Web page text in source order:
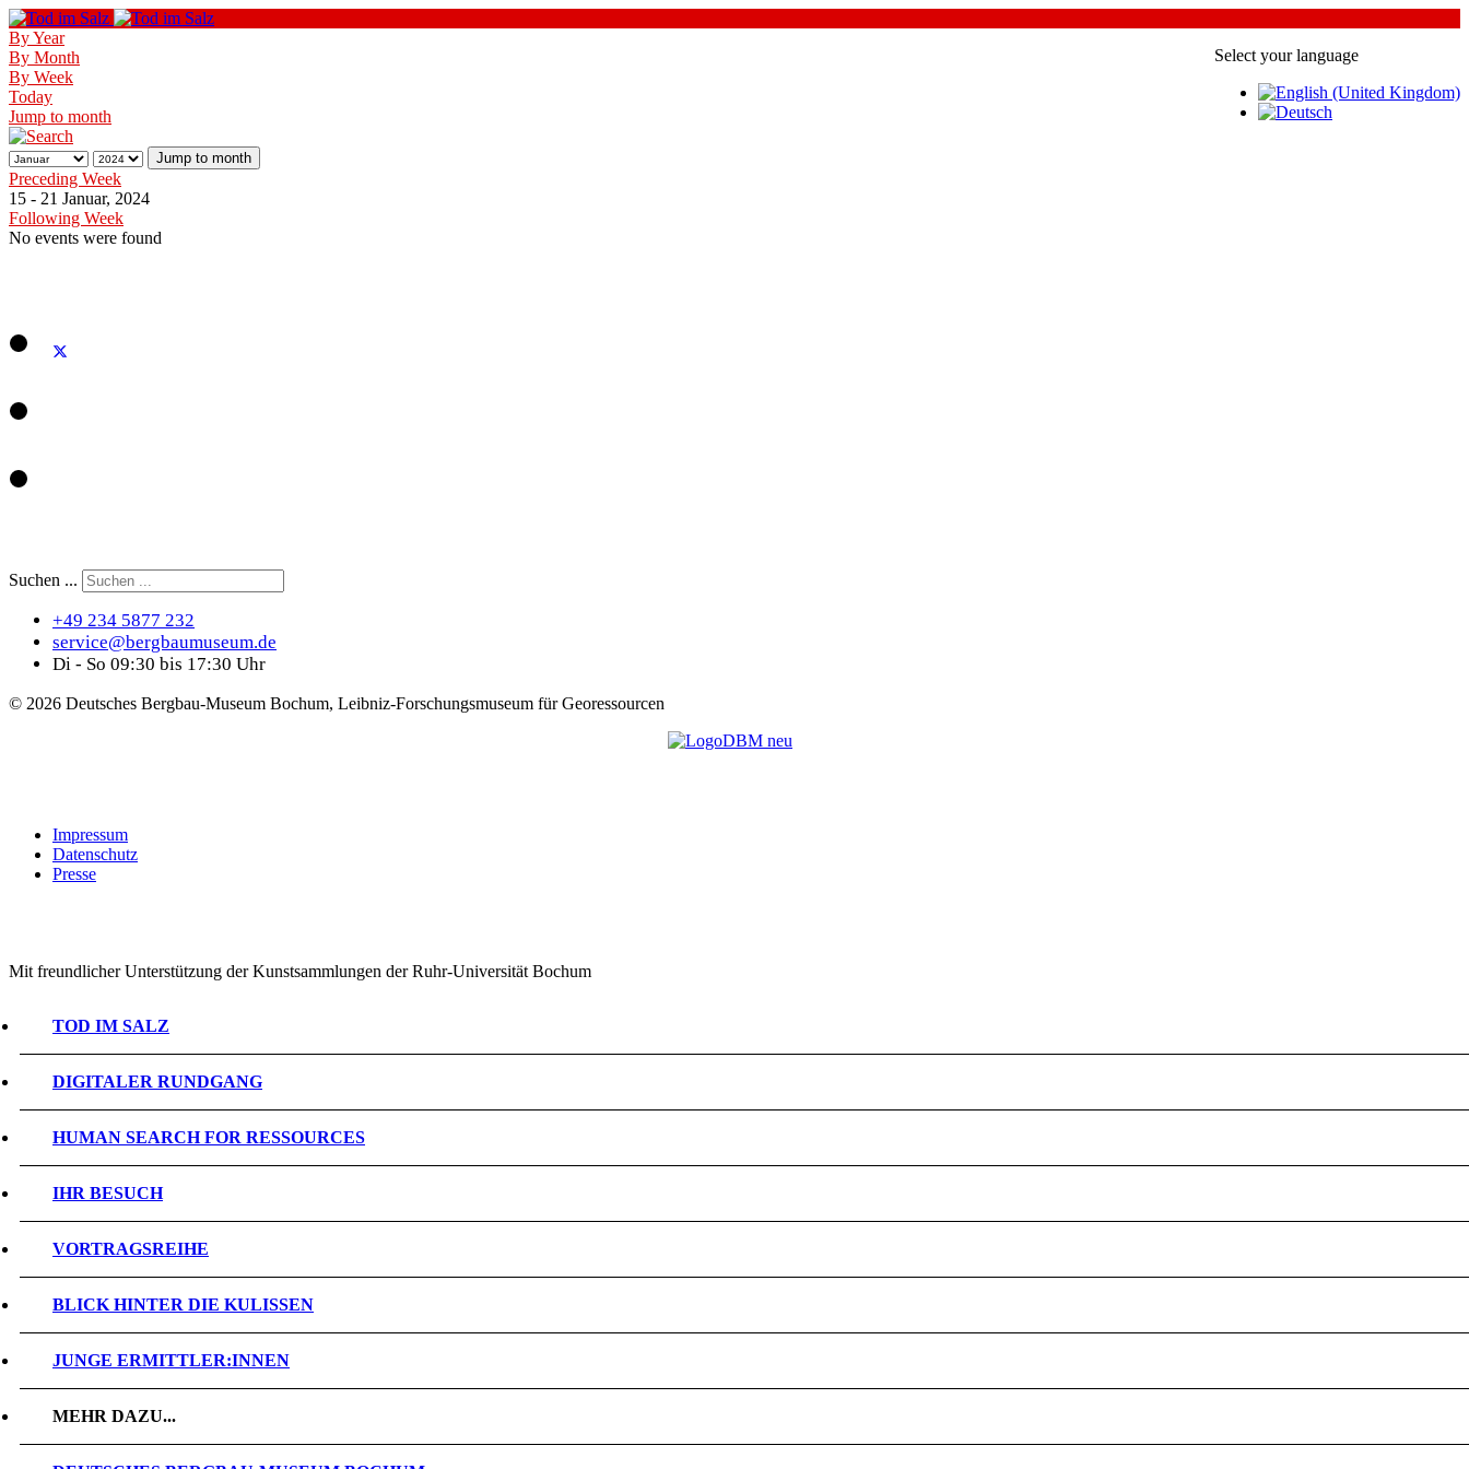
Select your language
By Year
By Month
By Week
Today
Jump to month
Jump to month
Preceding Week
15 - 21 Januar, 2024
Following Week
No events were found
Suchen ...
+49 234 5877 232
service@bergbaumuseum.de
Di - So 09:30 bis 17:30 Uhr
© 2026 Deutsches Bergbau-Museum Bochum, Leibniz-Forschungsmuseum für Georessourcen
Impressum
Datenschutz
Presse
Mit freundlicher Unterstützung der Kunstsammlungen der Ruhr-Universität Bochum
TOD IM SALZ
DIGITALER RUNDGANG
HUMAN SEARCH FOR RESSOURCES
IHR BESUCH
VORTRAGSREIHE
BLICK HINTER DIE KULISSEN
JUNGE ERMITTLER:INNEN
MEHR DAZU...